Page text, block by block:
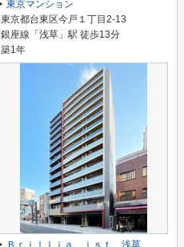
東京マンション
東京都台東区今戸１丁目2-13
銀座線「浅草」駅 徒歩13分
築1年
Ｂｒｉｌｌｉａ ｉｓｔ 浅草